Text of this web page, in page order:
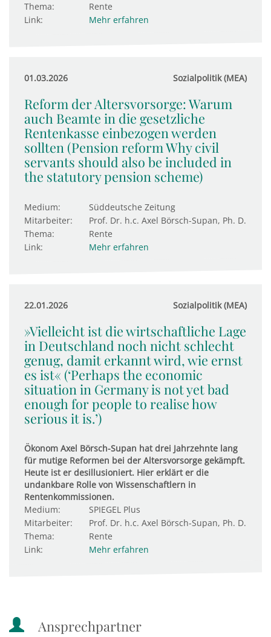
Thema:
Rente
Link:
Mehr erfahren
01.03.2026 Sozialpolitik (MEA)
Reform der Altersvorsorge: Warum
auch Beamte in die gesetzliche
Rentenkasse einbezogen werden
sollten (Pension reform Why civil
servants should also be included in
the statutory pension scheme)
Medium:
Süddeutsche Zeitung
Mitarbeiter:
Prof. Dr. h.c. Axel Börsch-Supan, Ph. D.
Thema:
Rente
Link:
Mehr erfahren
22.01.2026 Sozialpolitik (MEA)
»Vielleicht ist die wirtschaftliche Lage
in Deutschland noch nicht schlecht
genug, damit erkannt wird, wie ernst
es ist« (‘Perhaps the economic
situation in Germany is not yet bad
enough for people to realise how
serious it is.’)
Ökonom Axel Börsch-Supan hat drei Jahrzehnte lang
für mutige Reformen bei der Altersvorsorge gekämpft.
Heute ist er desillusioniert. Hier erklärt er die
undankbare Rolle von Wissenschaftlern in
Rentenkommissionen.
Medium:
SPIEGEL Plus
Mitarbeiter:
Prof. Dr. h.c. Axel Börsch-Supan, Ph. D.
Thema:
Rente
Link:
Mehr erfahren
Ansprechpartner